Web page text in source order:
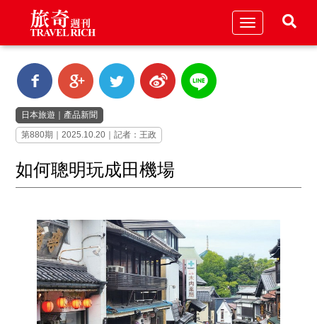
Toggle
日本旅遊
產品新聞
第880期｜2025.10.20｜記者：王政
如何聰明玩成田機場